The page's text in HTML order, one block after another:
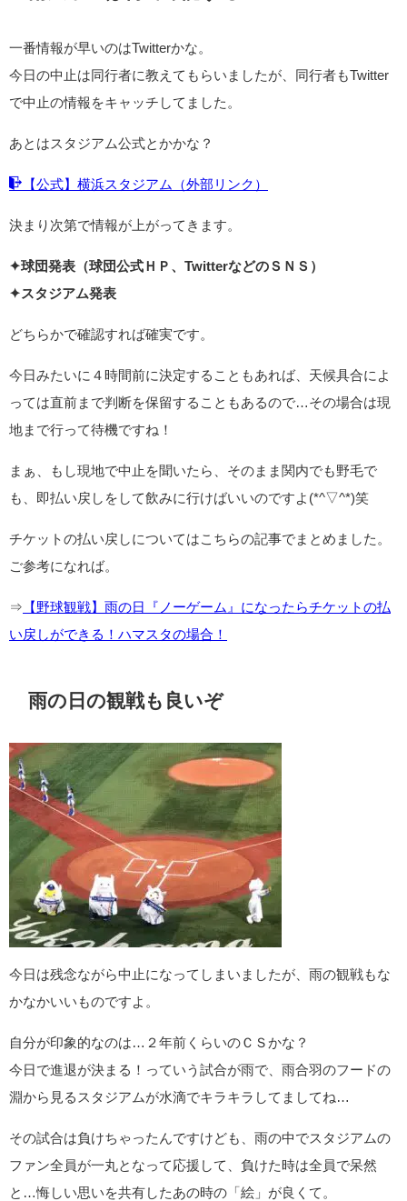
一番情報が早いのはTwitterかな。
今日の中止は同行者に教えてもらいましたが、同行者もTwitter
で中止の情報をキャッチしてました。
あとはスタジアム公式とかかな？
【公式】横浜スタジアム（外部リンク）
決まり次第で情報が上がってきます。
✦球団発表（球団公式ＨＰ、TwitterなどのＳＮＳ）
✦スタジアム発表
どちらかで確認すれば確実です。
今日みたいに４時間前に決定することもあれば、天候具合によ
っては直前まで判断を保留することもあるので…その場合は現
地まで行って待機ですね！
まぁ、もし現地で中止を聞いたら、そのまま関内でも野毛で
も、即払い戻しをして飲みに行けばいいのですよ(*^▽^*)笑
チケットの払い戻しについてはこちらの記事でまとめました。
ご参考になれば。
⇒ 【野球観戦】雨の日『ノーゲーム』になったらチケットの払
い戻しができる！ハマスタの場合！
雨の日の観戦も良いぞ
今日は残念ながら中止になってしまいましたが、雨の観戦もな
かなかいいものですよ。
自分が印象的なのは…２年前くらいのＣＳかな？
今日で進退が決まる！っていう試合が雨で、雨合羽のフードの
淵から見るスタジアムが水滴でキラキラしてましてね…
その試合は負けちゃったんですけども、雨の中でスタジアムの
ファン全員が一丸となって応援して、負けた時は全員で呆然
と…悔しい思いを共有したあの時の「絵」が良くて。